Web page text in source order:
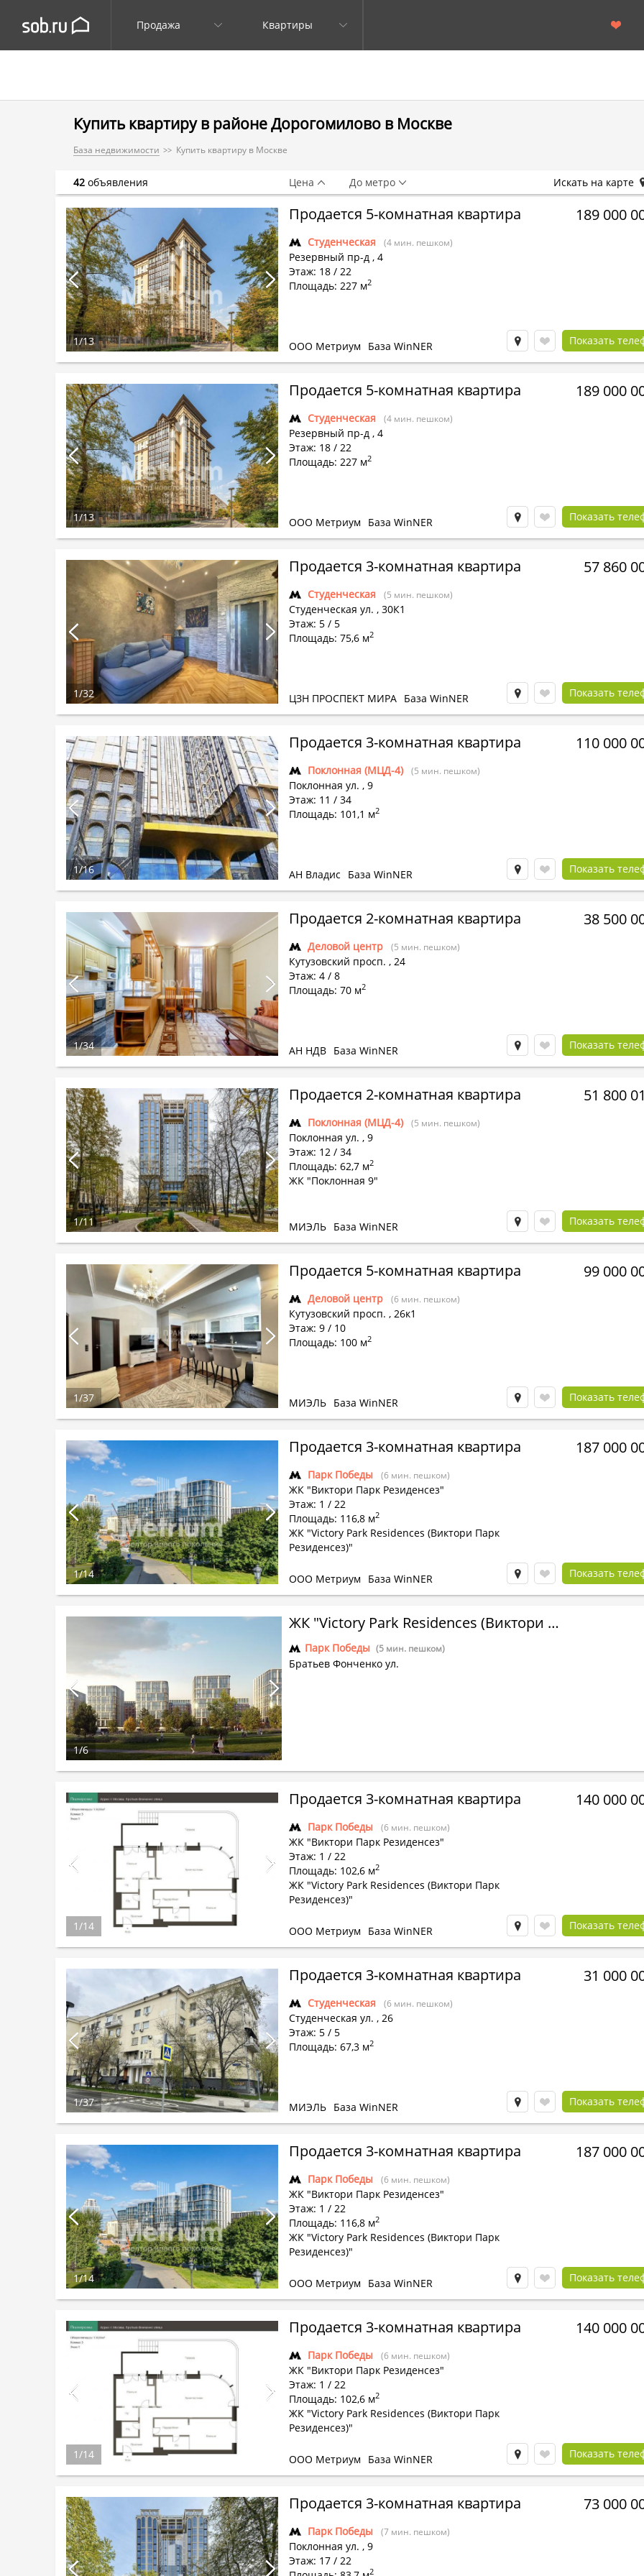
Продажа Квартиры
Купить квартиру в районе Дорогомилово в Москве
База недвижимости Купить квартиру в Москве
Продается 5-комнатная квартира
Студенческая (4 мин. пешком)
Резервный пр-д , 4
Этаж: 18 / 22
Площадь: 227 м2
189 000
ООО Метриум База WinNER Показать
1/13
Продается 5-комнатная квартира
Студенческая (4 мин. пешком)
Резервный пр-д , 4
Этаж: 18 / 22
Площадь: 227 м2
189 000
ООО Метриум База WinNER Показать
1/13
Продается 3-комнатная квартира
Студенческая (5 мин. пешком)
Студенческая ул. , 30К1
Этаж: 5 / 5
Площадь: 75,6 м2
57 860
ЦЗН ПРОСПЕКТ МИРА База WinNER Показать
1/32
Продается 3-комнатная квартира
Поклонная (МЦД-4) (5 мин. пешком)
Поклонная ул. , 9
Этаж: 11 / 34
Площадь: 101,1 м2
110 000
АН Владис База WinNER Показать
1/16
Продается 2-комнатная квартира
Деловой центр (5 мин. пешком)
Кутузовский просп. , 24
Этаж: 4 / 8
Площадь: 70 м2
38 500
АН НДВ База WinNER Показать
1/34
Продается 2-комнатная квартира
Поклонная (МЦД-4) (5 мин. пешком)
Поклонная ул. , 9
Этаж: 12 / 34
Площадь: 62,7 м2
ЖК "Поклонная 9"
51 800
МИЭЛЬ База WinNER Показать
1/11
Продается 5-комнатная квартира
Деловой центр (6 мин. пешком)
Кутузовский просп. , 26к1
Этаж: 9 / 10
Площадь: 100 м2
99 000
МИЭЛЬ База WinNER Показать
1/37
Продается 3-комнатная квартира
Парк Победы (6 мин. пешком)
ЖК "Виктори Парк Резиденсез"
Этаж: 1 / 22
Площадь: 116,8 м2
ЖК "Victory Park Residences (Виктори Парк
Резиденсез)"
187 000
ООО Метриум База WinNER Показать
1/14
ЖК "Victory Park Residences (Виктори Парк Резиденсез)"
Парк Победы (5 мин. пешком)
Братьев Фонченко ул.
1/6
Продается 3-комнатная квартира
Парк Победы (6 мин. пешком)
ЖК "Виктори Парк Резиденсез"
Этаж: 1 / 22
Площадь: 102,6 м2
ЖК "Victory Park Residences (Виктори Парк
Резиденсез)"
140 000
ООО Метриум База WinNER Показать
1/14
Продается 3-комнатная квартира
Студенческая (6 мин. пешком)
Студенческая ул. , 26
Этаж: 5 / 5
Площадь: 67,3 м2
31 000
МИЭЛЬ База WinNER Показать
1/37
Продается 3-комнатная квартира
Парк Победы (6 мин. пешком)
ЖК "Виктори Парк Резиденсез"
Этаж: 1 / 22
Площадь: 116,8 м2
ЖК "Victory Park Residences (Виктори Парк
Резиденсез)"
187 000
ООО Метриум База WinNER Показать
1/14
Продается 3-комнатная квартира
Парк Победы (6 мин. пешком)
ЖК "Виктори Парк Резиденсез"
Этаж: 1 / 22
Площадь: 102,6 м2
ЖК "Victory Park Residences (Виктори Парк
Резиденсез)"
140 000
ООО Метриум База WinNER Показать
1/14
Продается 3-комнатная квартира
Парк Победы (7 мин. пешком)
Поклонная ул. , 9
Этаж: 17 / 22
2
73 000
42 объявления Цена До метро Искать на карте